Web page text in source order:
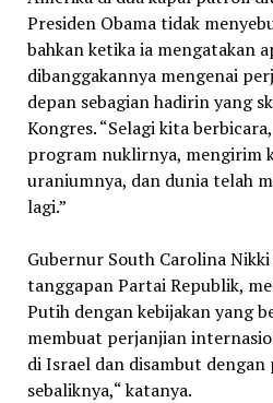
Presiden Obama tidak
bahkan ketika ia mengatakan
dibanggakannya mengenai
depan sebagian hadirin yang
Kongres. “Selagi kita
program nuklirnya, mengirim
uraniumnya, dan dunia telah
lagi.”
Gubernur South Carolina
tanggapan Partai Republik,
Putih dengan kebijakan yang
membuat perjanjian
di Israel dan disambut
sebaliknya,“ katanya.